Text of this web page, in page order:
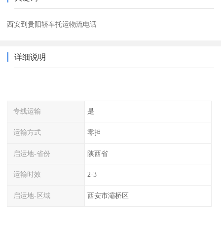
西安到贵阳轿车托运物流电话
详细说明
专线运输 是
运输方式 零担
启运地-省份 陕西省
运输时效 2-3
启运地-区域 西安市灞桥区